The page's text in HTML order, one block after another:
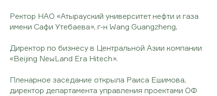
Ректор НАО «Атырауский университет нефти и газа
имени Сафи Утебаева», г-н Wang Guangzheng,
Директор по бизнесу в Центральной Азии компании
«Beijing NewLand Era Hitech».
Пленарное заседание открыла Раиса Ешимова,
директор департамента управления проектами ОФ